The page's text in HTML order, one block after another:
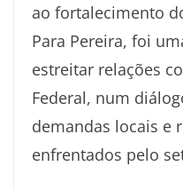
ao fortalecimento
Para Pereira, foi
estreitar relações
Federal, num
demandas locais e
enfrentados pelo